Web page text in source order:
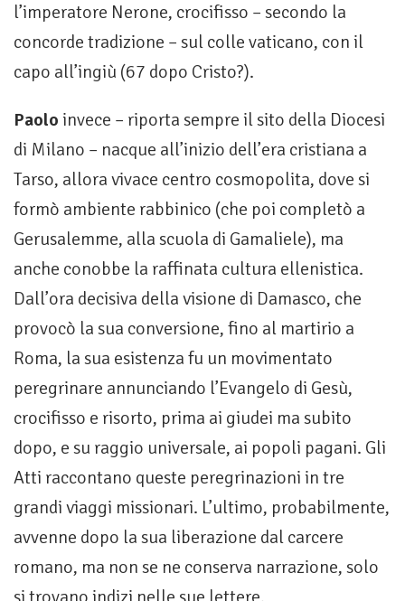
l’imperatore Nerone, crocifisso – secondo la
concorde tradizione – sul colle vaticano, con il
capo all’ingiù (67 dopo Cristo?).
Paolo invece – riporta sempre il sito della Diocesi
di Milano – nacque all’inizio dell’era cristiana a
Tarso, allora vivace centro cosmopolita, dove si
formò ambiente rabbinico (che poi completò a
Gerusalemme, alla scuola di Gamaliele), ma
anche conobbe la raffinata cultura ellenistica.
Dall’ora decisiva della visione di Damasco, che
provocò la sua conversione, fino al martirio a
Roma, la sua esistenza fu un movimentato
peregrinare annunciando l’Evangelo di Gesù,
crocifisso e risorto, prima ai giudei ma subito
dopo, e su raggio universale, ai popoli pagani. Gli
Atti raccontano queste peregrinazioni in tre
grandi viaggi missionari. L’ultimo, probabilmente,
avvenne dopo la sua liberazione dal carcere
romano, ma non se ne conserva narrazione, solo